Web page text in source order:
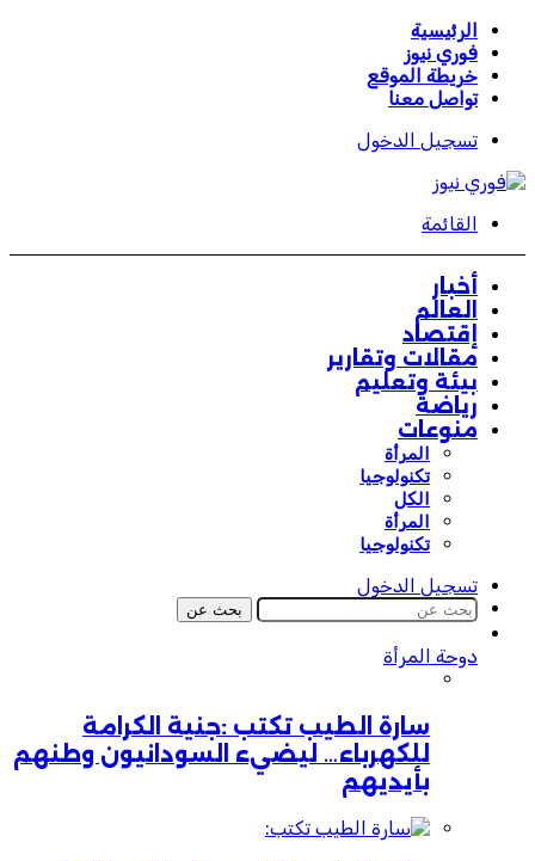
الرئيسية
فوري نيوز
خريطة الموقع
تواصل معنا
تسجيل الدخول
القائمة
أخبار
العالم
إقتصاد
مقالات وتقارير
بيئة وتعليم
رياضة
منوعات
المرأة
تكنولوجيا
الكل
المرأة
تكنولوجيا
تسجيل الدخول
بحث عن
دوحة المرأة
سارة الطيب تكتب :جنية الكرامة
للكهرباء… ليضيء السودانيون وطنهم
بأيديهم